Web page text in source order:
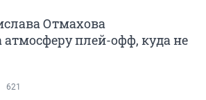
Отмахова
атмосферу плей-офф, куда не
621